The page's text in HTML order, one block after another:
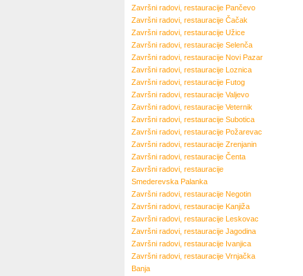
Završni radovi, restauracije Pančevo
Završni radovi, restauracije Čačak
Završni radovi, restauracije Užice
Završni radovi, restauracije Selenča
Završni radovi, restauracije Novi Pazar
Završni radovi, restauracije Loznica
Završni radovi, restauracije Futog
Završni radovi, restauracije Valjevo
Završni radovi, restauracije Veternik
Završni radovi, restauracije Subotica
Završni radovi, restauracije Požarevac
Završni radovi, restauracije Zrenjanin
Završni radovi, restauracije Čenta
Završni radovi, restauracije
Smederevska Palanka
Završni radovi, restauracije Negotin
Završni radovi, restauracije Kanjiža
Završni radovi, restauracije Leskovac
Završni radovi, restauracije Jagodina
Završni radovi, restauracije Ivanjica
Završni radovi, restauracije Vrnjačka
Banja